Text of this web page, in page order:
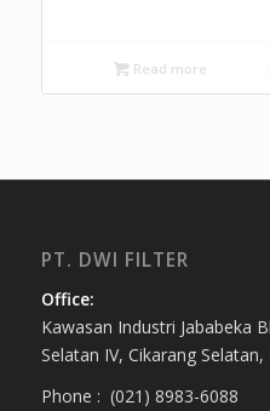
Read more
PT. DWI FILTER
Office:
Kawasan Industri Jababeka
Selatan IV, Cikarang
Phone : (021) 8983-6088